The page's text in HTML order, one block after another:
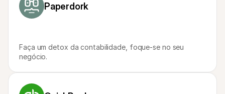
Paperdork
Faça um detox da contabilidade, foque-se no seu
negócio.